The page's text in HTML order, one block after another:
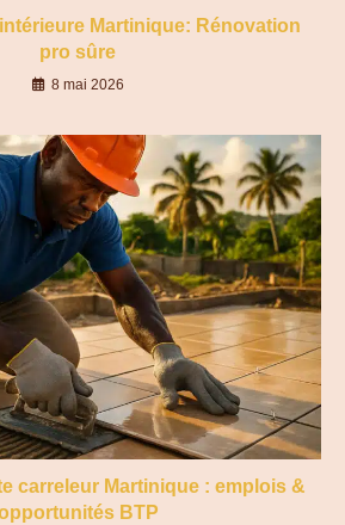
Martinique: Rénovation
pro sûre
8 mai 2026
carreleur Martinique : emplois &
BTP